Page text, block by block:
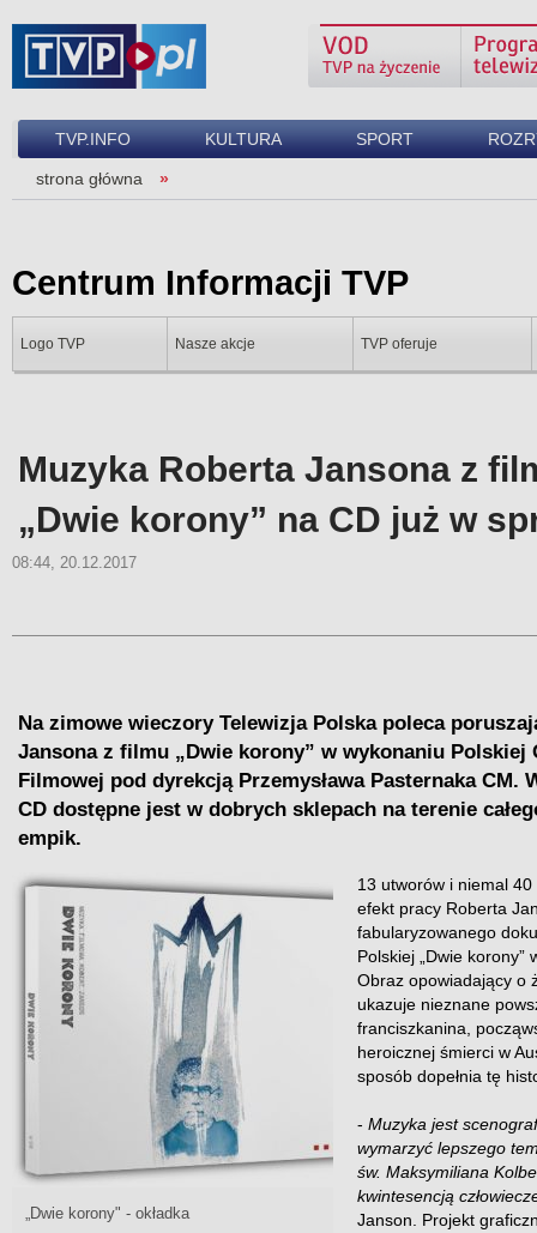
TVP.INFO KULTURA SPORT
strona główna
Centrum Informacji TVP
Logo TVP Nasze akcje TVP oferuje
Muzyka Roberta Jansona z
„Dwie korony” na CD już w
08:44, 20.12.2017
Na zimowe wieczory Telewizja Polska poleca
Jansona z filmu „Dwie korony” w wykonaniu Polskiej
Filmowej pod dyrekcją Przemysława Pasternaka CM.
CD dostępne jest w dobrych sklepach na terenie
empik.
„Dwie korony" - okładka
13 utworów i niemal
efekt pracy Roberta
fabularyzowanego
Polskiej „Dwie korony”
Obraz opowiadający o
ukazuje nieznane
franciszkanina,
heroicznej śmierci w
sposób dopełnia tę
- Muzyka jest
wymarzyć lepszego
św. Maksymiliana
kwintesencją
Janson. Projekt